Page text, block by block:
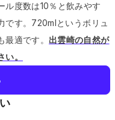
ル度数は10％と飲みやす
す。 720mlというボリュ
適です。 出雲崎の自然が
。